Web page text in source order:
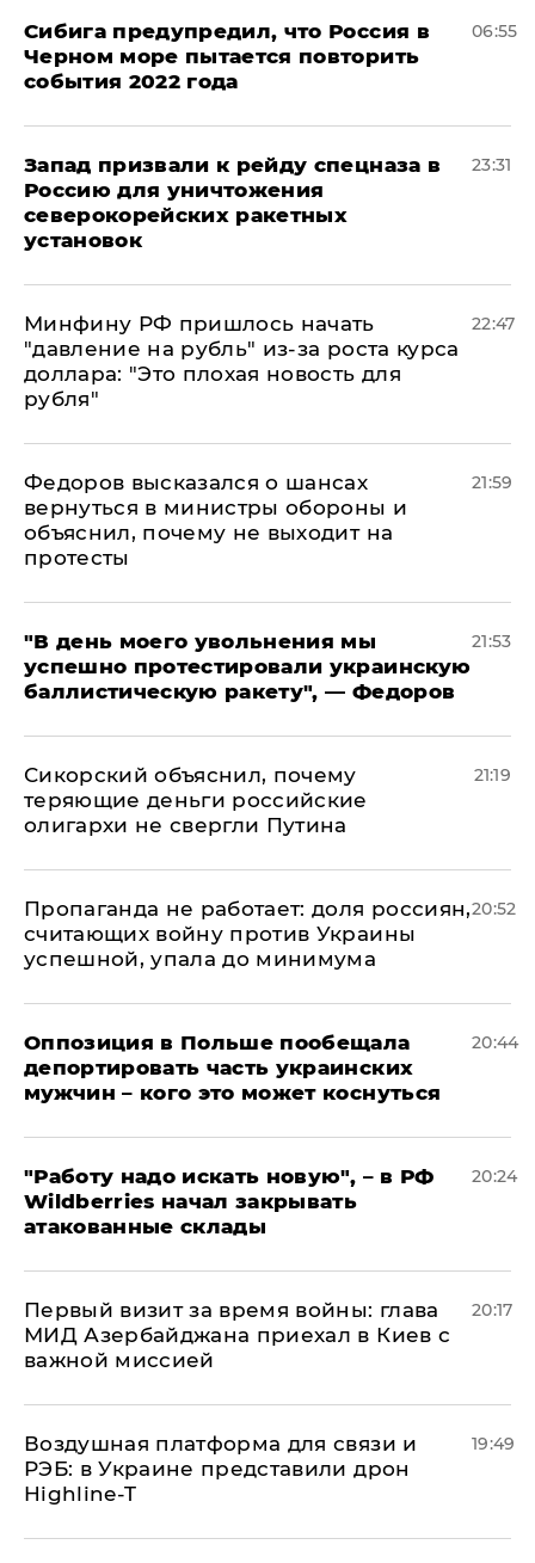
Сибига предупредил, что Россия в
Черном море пытается повторить
события 2022 года
06:55
Запад призвали к рейду спецназа в
Россию для уничтожения
северокорейских ракетных
установок
23:31
Минфину РФ пришлось начать
"давление на рубль" из-за роста курса
доллара: "Это плохая новость для
рубля"
22:47
Федоров высказался о шансах
вернуться в министры обороны и
объяснил, почему не выходит на
протесты
21:59
​"В день моего увольнения мы
успешно протестировали украинскую
баллистическую ракету", — Федоров
21:53
Сикорский объяснил, почему
теряющие деньги российские
олигархи не свергли Путина
21:19
​Пропаганда не работает: доля россиян,
считающих войну против Украины
успешной, упала до минимума
20:52
Оппозиция в Польше пообещала
депортировать часть украинских
мужчин – кого это может коснуться
20:44
"Работу надо искать новую", – в РФ
Wildberries начал закрывать
атакованные склады
20:24
Первый визит за время войны: глава
МИД Азербайджана приехал в Киев с
важной миссией
20:17
Воздушная платформа для связи и
РЭБ: в Украине представили дрон
Highline-T
19:49